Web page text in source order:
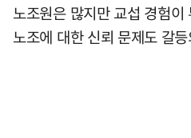
노조원은 많지만 교섭 경험
노조에 대한 신뢰 문제도 갈